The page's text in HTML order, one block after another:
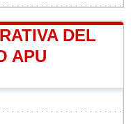
DEL
APU